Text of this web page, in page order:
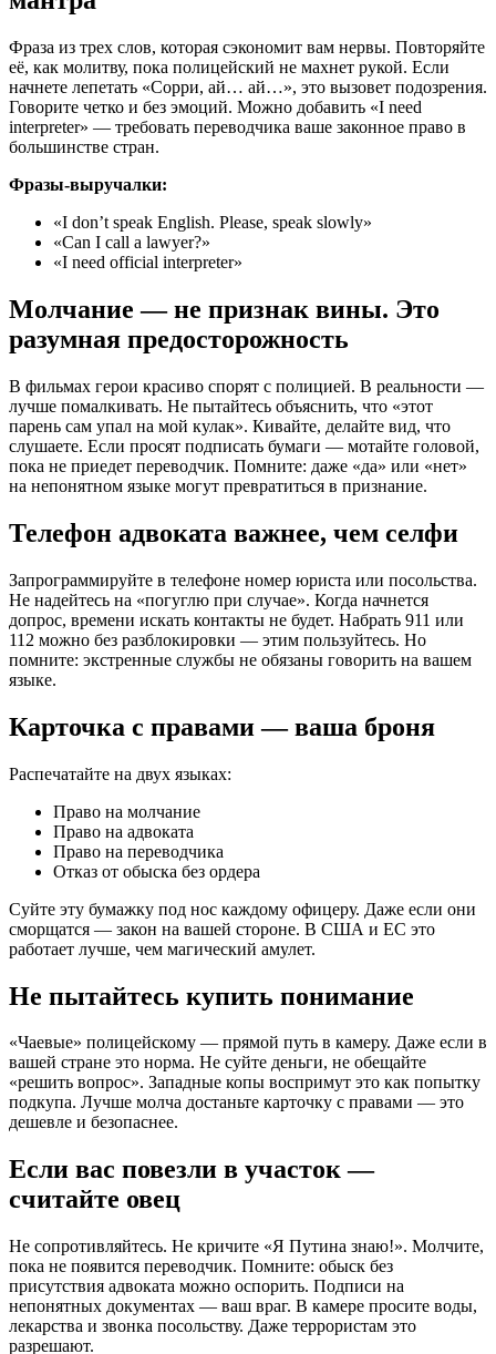
Фраза из трех слов, которая сэкономит вам нервы. Повторяйте
её, как молитву, пока полицейский не махнет рукой. Если
начнете лепетать «Сорри, ай… ай…», это вызовет подозрения.
Говорите четко и без эмоций. Можно добавить «I need
interpreter» — требовать переводчика ваше законное право в
большинстве стран.
Фразы-выручалки:
«I don’t speak English. Please, speak slowly»
«Can I call a lawyer?»
«I need official interpreter»
Молчание — не признак вины. Это
разумная предосторожность
В фильмах герои красиво спорят с полицией. В реальности —
лучше помалкивать. Не пытайтесь объяснить, что «этот
парень сам упал на мой кулак». Кивайте, делайте вид, что
слушаете. Если просят подписать бумаги — мотайте головой,
пока не приедет переводчик. Помните: даже «да» или «нет»
на непонятном языке могут превратиться в признание.
Телефон адвоката важнее, чем селфи
Запрограммируйте в телефоне номер юриста или посольства.
Не надейтесь на «погуглю при случае». Когда начнется
допрос, времени искать контакты не будет. Набрать 911 или
112 можно без разблокировки — этим пользуйтесь. Но
помните: экстренные службы не обязаны говорить на вашем
языке.
Карточка с правами — ваша броня
Распечатайте на двух языках:
Право на молчание
Право на адвоката
Право на переводчика
Отказ от обыска без ордера
Суйте эту бумажку под нос каждому офицеру. Даже если они
сморщатся — закон на вашей стороне. В США и ЕС это
работает лучше, чем магический амулет.
Не пытайтесь купить понимание
«Чаевые» полицейскому — прямой путь в камеру. Даже если в
вашей стране это норма. Не суйте деньги, не обещайте
«решить вопрос». Западные копы воспримут это как попытку
подкупа. Лучше молча достаньте карточку с правами — это
дешевле и безопаснее.
Если вас повезли в участок —
считайте овец
Не сопротивляйтесь. Не кричите «Я Путина знаю!». Молчите,
пока не появится переводчик. Помните: обыск без
присутствия адвоката можно оспорить. Подписи на
непонятных документах — ваш враг. В камере просите воды,
лекарства и звонка посольству. Даже террористам это
разрешают.